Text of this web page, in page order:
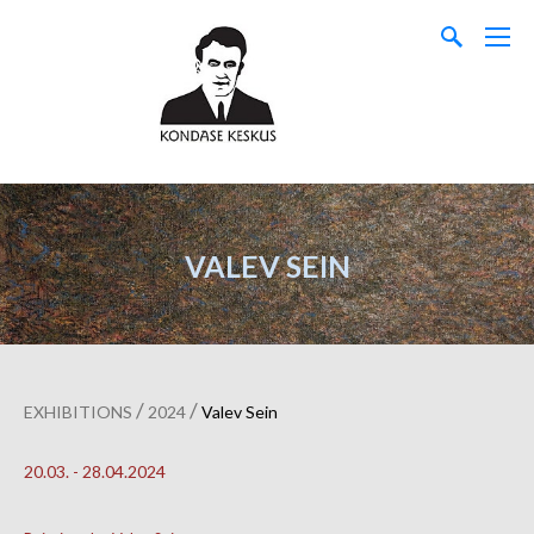
VALEV SEIN
EXHIBITIONS / 2024/Valev Sein
20.03. - 28.04.2024